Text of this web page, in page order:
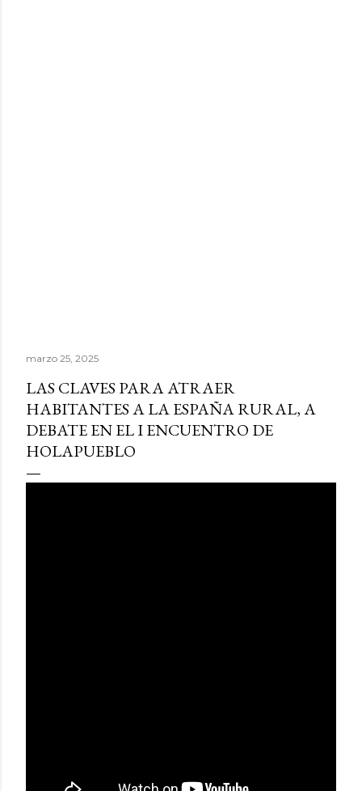
marzo 25, 2025
LAS CLAVES PARA ATRAER
HABITANTES A LA ESPAÑA RURAL, A
DEBATE EN EL I ENCUENTRO DE
HOLAPUEBLO